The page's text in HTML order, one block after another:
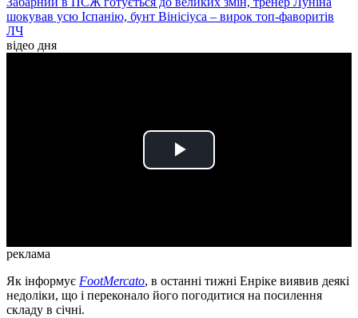
шокував усю Іспанію, бунт Вінісіуса – вирок топ-фаворитів
ЛЧ
відео дня
Play
реклама
Як інформує FootMercato, в останні тижні Енріке виявив деякі
недоліки, що і переконало його погодитися на посилення
складу в січні.